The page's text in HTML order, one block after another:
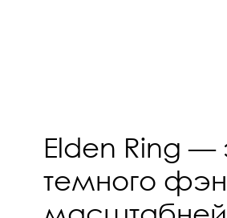
Elden Ring —
темного